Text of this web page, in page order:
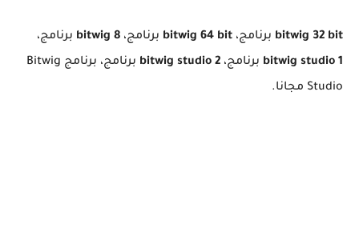
bitwig 32 bit برنامج، bitwig 64 bit برنامج، bitwig 8 برنامج،
bitwig studio 1 برنامج، bitwig studio 2
برنامج، برنامج Bitwig
Studio مجانا.